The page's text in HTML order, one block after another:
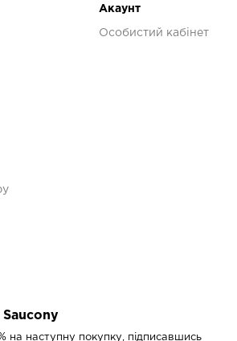
Акаунт
Особистий кабінет
на наступну покупку, підписавшись